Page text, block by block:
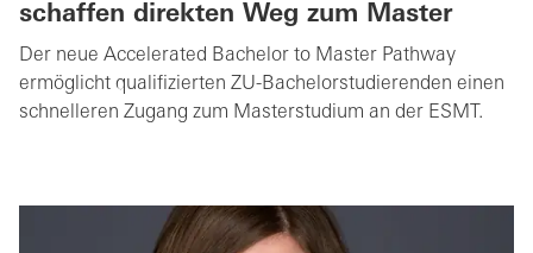
schaffen direkten Weg zum Master
Der neue Accelerated Bachelor to Master Pathway
ermöglicht qualifizierten ZU-Bachelorstudierenden einen
schnelleren Zugang zum Masterstudium an der ESMT.